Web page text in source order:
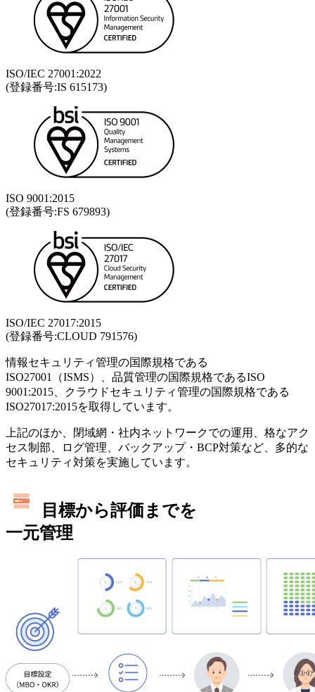
ISO/IEC 27001:2022
(登録番号:IS 615173)
ISO 9001:2015
(登録番号:FS 679893)
ISO/IEC 27017:2015
(登録番号:CLOUD 791576)
情報セキュリティ管理の国際規格である
ISO27001（ISMS）、品質管理の国際規格であるISO
9001:2015、クラウドセキュリティ管理の国際規格である
ISO27017:2015を取得しています。
上記のほか、閉域網・社内ネットワークでの運用、格なアク
セス制部、ログ管理、バックアップ・BCP対策など、多的な
セキュリティ対策を実施しています。
目標から評価までを
一元管理